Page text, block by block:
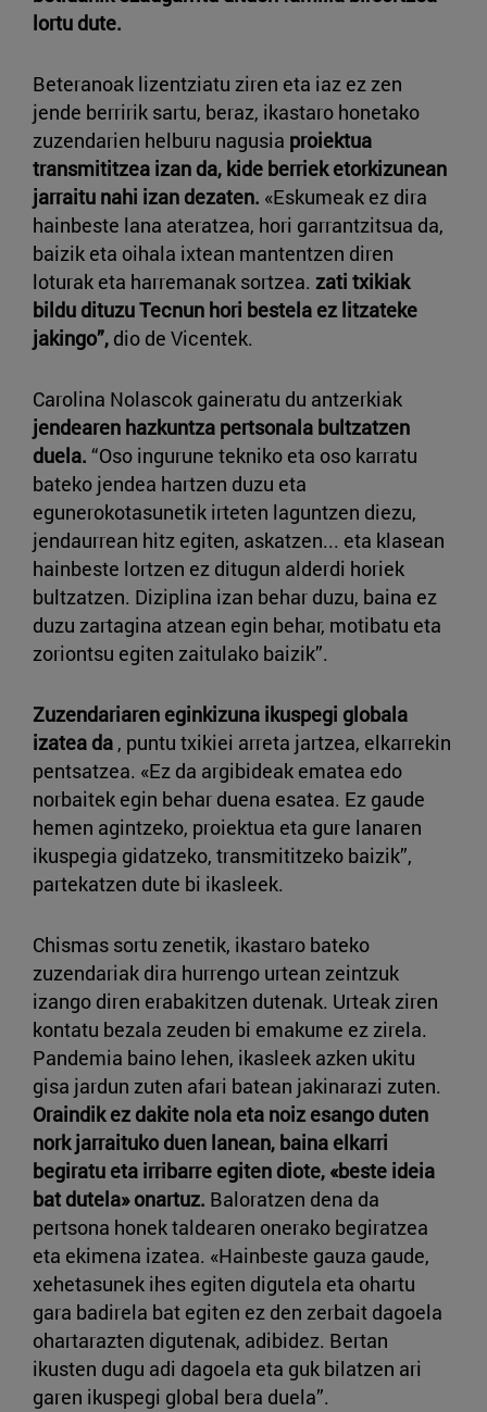
lortu dute.
Beteranoak lizentziatu ziren eta iaz ez zen
jende berririk sartu, beraz, ikastaro honetako
zuzendarien helburu nagusia proiektua
transmititzea izan da, kide berriek etorkizunean
jarraitu nahi izan dezaten. «Eskumeak ez dira
hainbeste lana ateratzea, hori garrantzitsua da,
baizik eta oihala ixtean mantentzen diren
loturak eta harremanak sortzea. zati txikiak
bildu dituzuTecnun hori bestela ez litzateke
jakingo”, dio de Vicentek.
Carolina Nolascok gaineratu du antzerkiak
jendearen hazkuntza pertsonala bultzatzen
duela. “Oso ingurune tekniko eta oso karratu
bateko jendea hartzen duzu eta
egunerokotasunetik irteten laguntzen diezu,
jendaurrean hitz egiten, askatzen... eta klasean
hainbeste lortzen ez ditugun alderdi horiek
bultzatzen. Diziplina izan behar duzu, baina ez
duzu zartagina atzean egin behar, motibatu eta
zoriontsu egiten zaitulako baizik”.
Zuzendariaren eginkizuna ikuspegi globala
izatea da , puntu txikiei arreta jartzea, elkarrekin
pentsatzea. «Ez da argibideak ematea edo
norbaitek egin behar duena esatea. Ez gaude
hemen agintzeko, proiektua eta gure lanaren
ikuspegia gidatzeko, transmititzeko baizik”,
partekatzen dute bi ikasleek.
Chismas sortu zenetik, ikastaro bateko
zuzendariak dira hurrengo urtean zeintzuk
izango diren erabakitzen dutenak. Urteak ziren
kontatu bezala zeuden bi emakume ez zirela.
Pandemia baino lehen, ikasleek azken ukitu
gisa jardun zuten afari batean jakinarazi zuten.
Oraindik ez dakite nola eta noiz esango duten
nork jarraituko duen lanean, baina elkarri
begiratu eta irribarre egiten diote, «beste ideia
bat dutela» onartuz. Baloratzen dena da
pertsona honek taldearen onerako begiratzea
eta ekimena izatea. «Hainbeste gauza gaude,
xehetasunek ihes egiten digutela eta ohartu
gara badirela bat egiten ez den zerbait dagoela
ohartarazten digutenak, adibidez. Bertan
ikusten dugu adi dagoela eta guk bilatzen ari
garen ikuspegi global bera duela”.